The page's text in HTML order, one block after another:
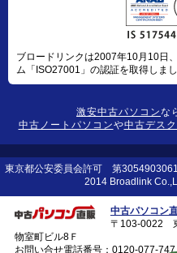
ブロードリンクは2007年10月10日
ム「ISO27001」の認証を取得しまし
激安中古パソコンな
中古ノートパソコンや中古デス
東京都公安委員会許可 第
2014 Broadlink
中古パソコン
〒103-0022
物室町ビル8Ｆ
お問い合せ電話番号： 0120-077-747